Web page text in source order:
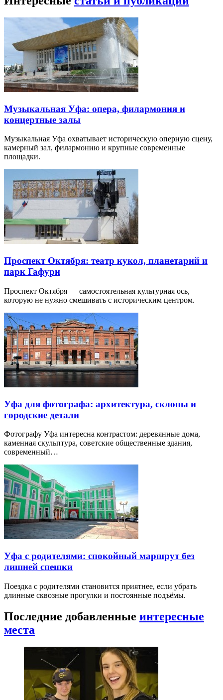
Музыкальная Уфа: опера, филармония и
концертные залы
Музыкальная Уфа охватывает историческую оперную сцену,
камерный зал, филармонию и крупные современные
площадки.
Проспект Октября: театр кукол, планетарий и
парк Гафури
Проспект Октября — самостоятельная культурная ось,
которую не нужно смешивать с историческим центром.
Уфа для фотографа: архитектура, склоны и
городские детали
Фотографу Уфа интересна контрастом: деревянные дома,
каменная скульптура, советские общественные здания,
современный…
Уфа с родителями: спокойный маршрут без
лишней спешки
Поездка с родителями становится приятнее, если убрать
длинные сквозные прогулки и постоянные подъёмы.
Последние добавленные интересные
места